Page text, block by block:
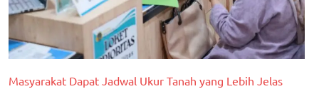
Masyarakat Dapat Jadwal Ukur Tanah yang Lebih Jelas